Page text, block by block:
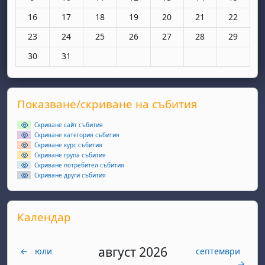
Няма събития, понеделник, 16 март
16 Няма събития, вторник, 17 март
17 Няма събития, сряда, 18 март
18 Няма събития, четвъртък, 19
19 Няма събития, петък, 20
20 Няма събития,
21 Няма
22
Няма събития, понеделник, 23 март
23 Няма събития, вторник, 24 март
24 Няма събития, сряда, 25 март
25 Няма събития, четвъртък, 26
26 Няма събития, петък, 27
27 Няма събития,
28 Няма
29
Няма събития, понеделник, 30 март
30 Няма събития, вторник, 31 март
31
Supplementary blocks
Прескочи Показване/скриване на събития
Показване/скриване на събития
Скриване сайт събития
Скриване категория събития
Скриване курс събития
Скриване група събития
Скриване потребител събития
Скриване други събития
Прескочи Календар
Календар
← юли август 2026
септември